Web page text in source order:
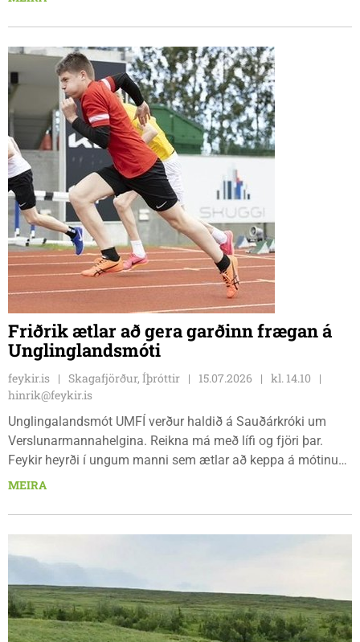
Friðrik ætlar að gera garðinn frægan á
Unglinglandsmóti
feykir.is Skagafjörður, Íþróttir 15.07.2026
kl. 14.10
hinrik@feykir.is
Unglingalandsmót UMFÍ verður haldið á Sauðárkróki um
Verslunarmannahelgina. Reikna má með lífi og fjöri þar.
Feykir heyrði í ungum manni sem ætlar að keppa á mótinu
og lagði fyrir hann nokkrar spurningar.
MEIRA